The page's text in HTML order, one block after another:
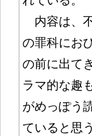
内容は、
の罪科にお
の前に出て
ラマ的な趣
がめっぽう
ていると思